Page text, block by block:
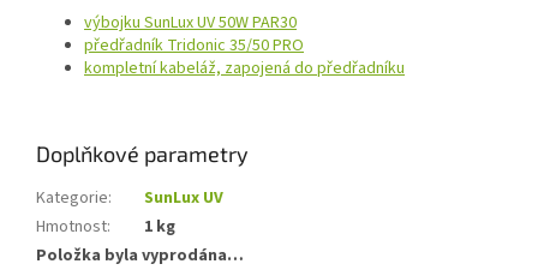
výbojku SunLux UV 50W PAR30
předřadník Tridonic 35/50 PRO
kompletní kabeláž, zapojená do předřadníku
Doplňkové parametry
Kategorie:
SunLux UV
Hmotnost:
1 kg
Položka byla vyprodána…